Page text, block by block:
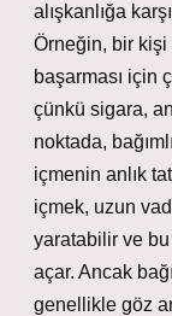
alışkanlığa
Örneğin, bir kişi
başarması için
çünkü sigara,
noktada,
içmenin anlık
içmek, uzun
yaratabilir ve
açar. Ancak
genellikle göz